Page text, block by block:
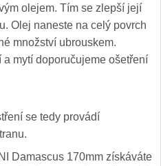
olejem. Tím se zlepší její
Olej naneste na celý povrch
množství ubrouskem.
mytí doporučujeme ošetření
se tedy provádí
Damascus 170mm získáváte